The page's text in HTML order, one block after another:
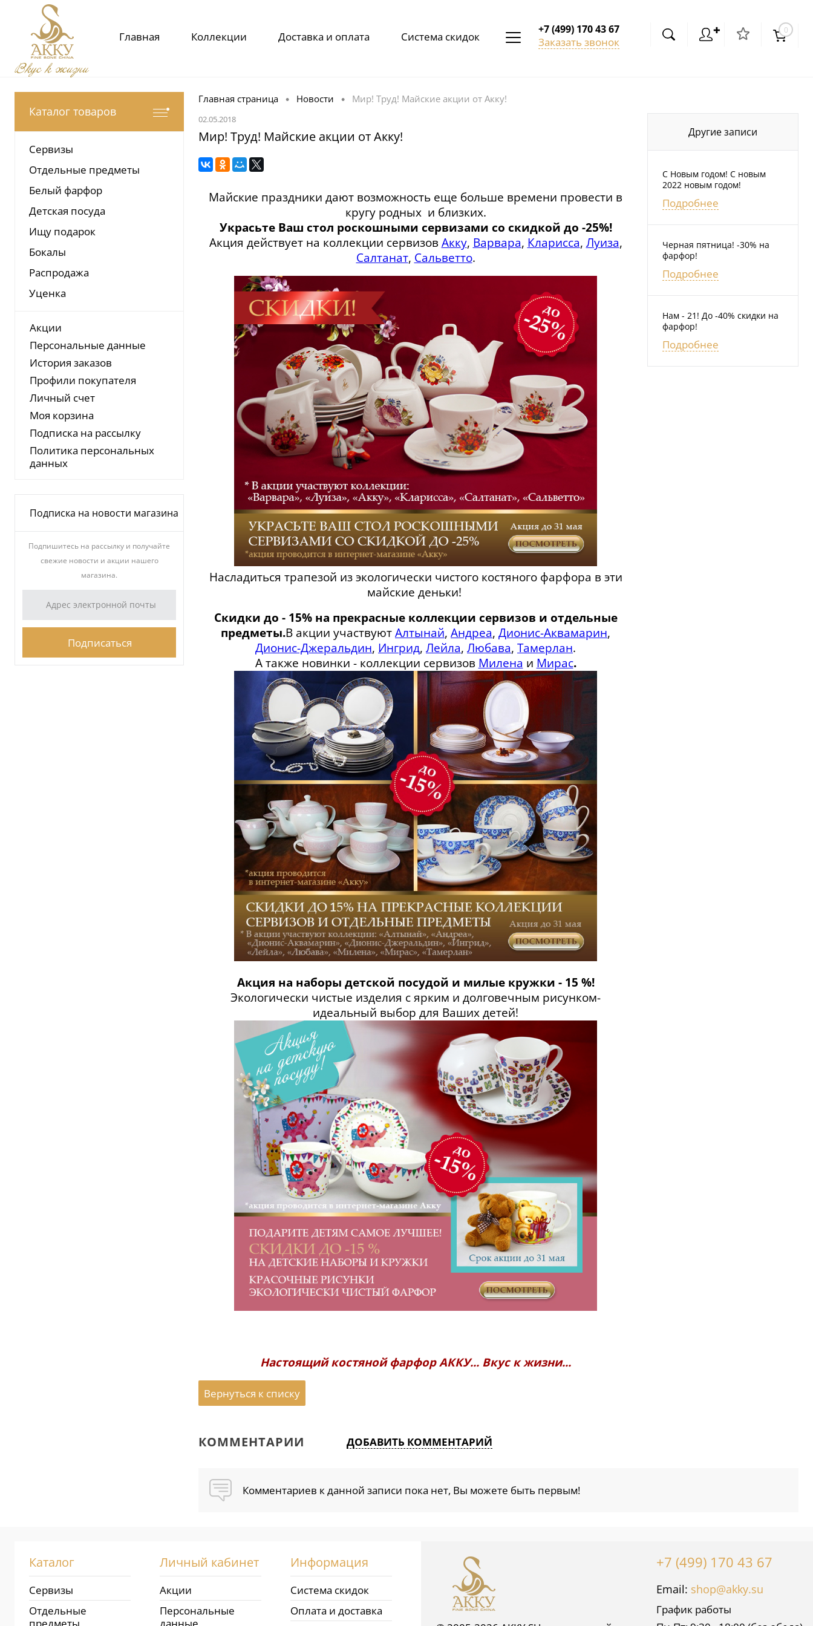
Вкус к жизни
Главная Коллекции Доставка и оплата Система скидок
+7 (499) 170 43 67
Заказать звонок
✚ 0
Каталог товаров
Сервизы
Отдельные предметы
Белый фарфор
Детская посуда
Ищу подарок
Бокалы
Распродажа
Уценка
Акции
Персональные данные
История заказов
Профили покупателя
Личный счет
Моя корзина
Подписка на рассылку
Политика персональных
данных
Подписка на новости магазина
Подпишитесь на рассылку и получайте
свежие новости и акции нашего
магазина.
Главная страница • Новости • Мир! Труд! Майские акции от Акку!
02.05.2018
Мир! Труд! Майские акции от Акку!
Майские праздники дают возможность еще больше времени провести в
кругу родных и близких.
Украсьте Ваш стол роскошными сервизами со скидкой до -25%!
Акция действует на коллекции сервизов Акку, Варвара, Кларисса, Луиза,
Салтанат, Сальветто.
Насладиться трапезой из экологически чистого костяного фарфора в эти
майские деньки!
Скидки до - 15% на прекрасные коллекции сервизов и отдельные
предметы.В акции участвуют Алтынай, Андреа, Дионис-Аквамарин,
Дионис-Джеральдин, Ингрид, Лейла, Любава, Тамерлан.
А также новинки - коллекции сервизов Милена и Мирас.
Акция на наборы детской посудой и милые кружки - 15 %!
Экологически чистые изделия с ярким и долговечным рисунком-
идеальный выбор для Ваших детей!
Настоящий костяной фарфор АККУ... Вкус к жизни...
Вернуться к списку
Другие записи
С Новым годом! С новым
2022 новым годом!
Подробнее
Черная пятница! -30% на
фарфор!
Подробнее
Нам - 21! До -40% скидки на
фарфор!
Подробнее
КОММЕНТАРИИ ДОБАВИТЬ КОММЕНТАРИЙ
Комментариев к данной записи пока нет, Вы можете быть первым!
Каталог
Сервизы
Отдельные
Личный кабинет
Акции
Персональные
Информация
Система скидок
Оплата и доставка
+7 (499) 170 43 67
Email: shop@akky.su
График работы